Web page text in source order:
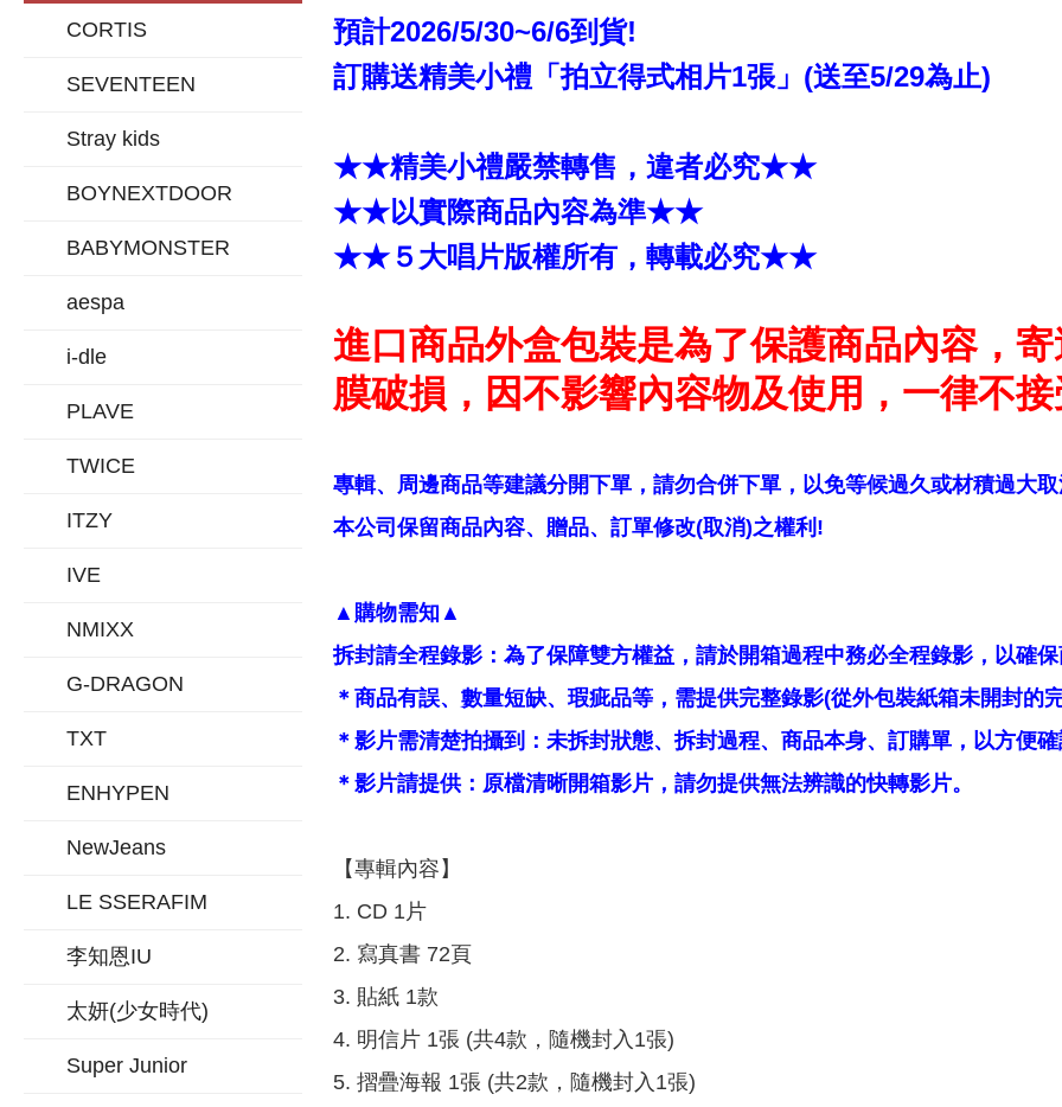
CORTIS
SEVENTEEN
Stray kids
BOYNEXTDOOR
BABYMONSTER
aespa
i-dle
PLAVE
TWICE
ITZY
IVE
NMIXX
G-DRAGON
TXT
ENHYPEN
NewJeans
LE SSERAFIM
李知恩IU
太妍(少女時代)
Super Junior
預計2026/5/30~6/6到貨!
訂購送精美小禮「拍立得式相片1張」(送至5/29為止)
★★精美小禮嚴禁轉售，違者必究★★
★★以實際商品內容為準★★
★★５大唱片版權所有，轉載必究★★
進口商品外盒包裝是為了保護商品內容，
膜破損，因不影響內容物及使用，一律不接
專輯、周邊商品等建議分開下單，請勿合併下單，以免等候過久或材積過大
本公司保留商品內容、贈品、訂單修改(取消)之權利!
▲購物需知▲
拆封請全程錄影：為了保障雙方權益，請於開箱過程中務必全程錄影，以確保
＊商品有誤、數量短缺、瑕疵品等，需提供完整錄影(從外包裝紙箱未開封的
＊影片需清楚拍攝到：未拆封狀態、拆封過程、商品本身、訂購單，以方便確
＊影片請提供：原檔清晰開箱影片，請勿提供無法辨識的快轉影片。
【專輯內容】
1. CD 1片
2. 寫真書 72頁
3. 貼紙 1款
4. 明信片 1張 (共4款，隨機封入1張)
5. 摺疊海報 1張 (共2款，隨機封入1張)